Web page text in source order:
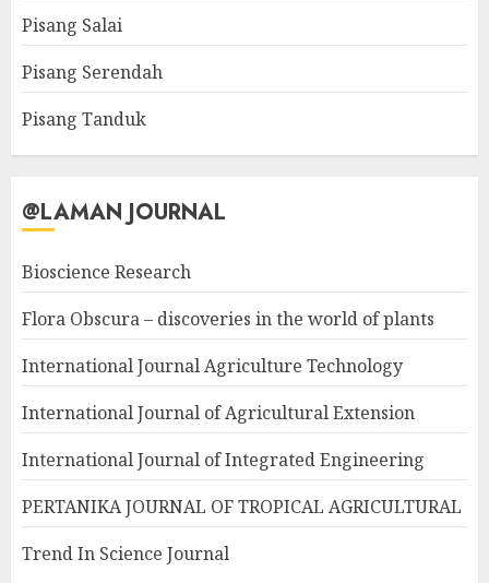
Pisang Salai
Pisang Serendah
Pisang Tanduk
@LAMAN JOURNAL
Bioscience Research
Flora Obscura – discoveries in the world of plants
International Journal Agriculture Technology
International Journal of Agricultural Extension
International Journal of Integrated Engineering
PERTANIKA JOURNAL OF TROPICAL AGRICULTURAL
Trend In Science Journal